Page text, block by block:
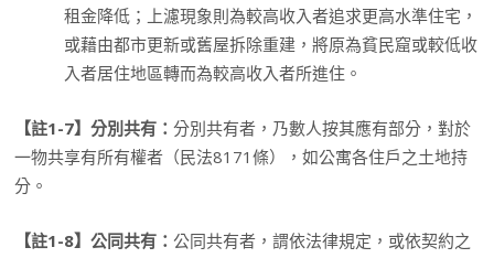
租金降低；上濾現象則為較高收入者追求更高水準住宅，
或藉由都市更新或舊屋拆除重建，將原為貧民窟或較低收
入者居住地區轉而為較高收入者所進住。
【註1-7】分別共有：分別共有者，乃數人按其應有部分，對於
一物共享有所有權者（民法8171條），如公寓各住戶之土地持
分。
【註1-8】公同共有： 公同共有者，謂依法律規定，或依契約之